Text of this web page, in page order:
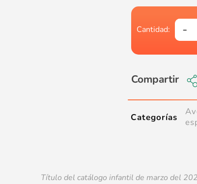
Compartir
Categorías
Título del catálogo infantil de marzo del